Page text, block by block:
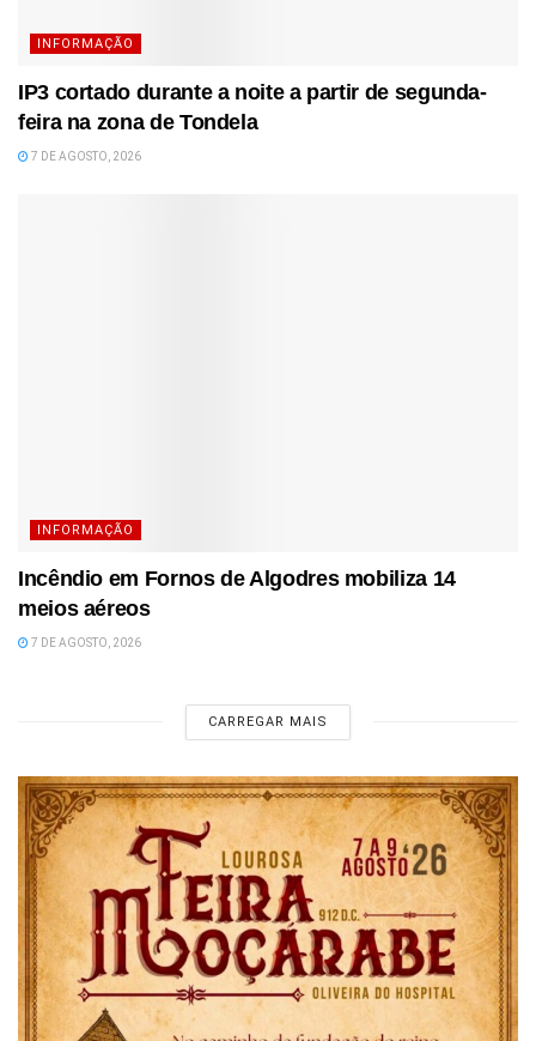
INFORMAÇÃO
IP3 cortado durante a noite a partir de segunda-
feira na zona de Tondela
7 DE AGOSTO, 2026
INFORMAÇÃO
Incêndio em Fornos de Algodres mobiliza 14
meios aéreos
7 DE AGOSTO, 2026
CARREGAR MAIS